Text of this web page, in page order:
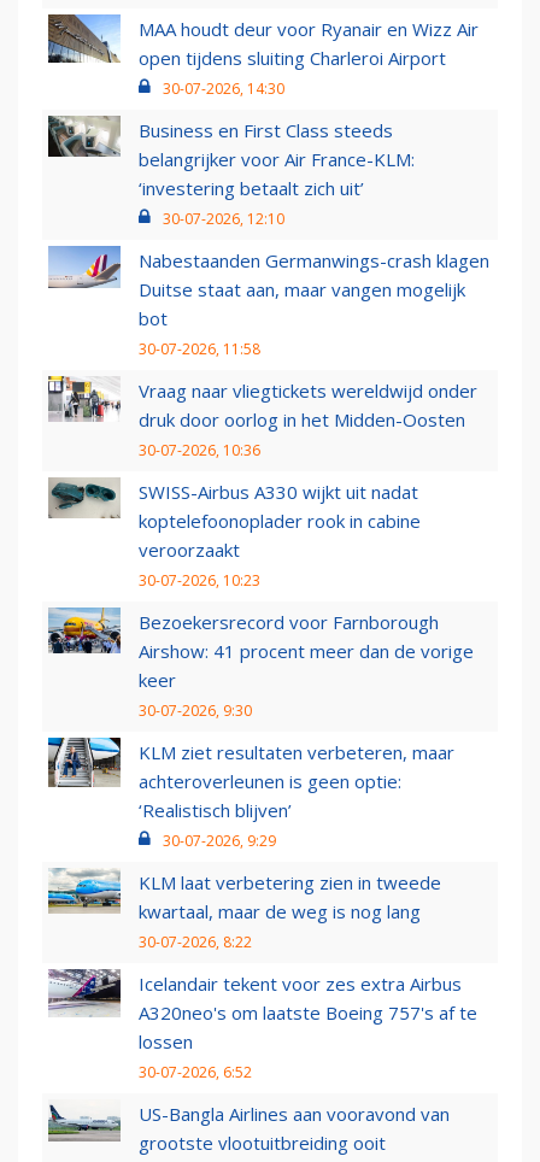
MAA houdt deur voor Ryanair en Wizz Air
open tijdens sluiting Charleroi Airport
30-07-2026, 14:30
Business en First Class steeds
belangrijker voor Air France-KLM:
‘investering betaalt zich uit’
30-07-2026, 12:10
Nabestaanden Germanwings-crash klagen
Duitse staat aan, maar vangen mogelijk
bot
30-07-2026, 11:58
Vraag naar vliegtickets wereldwijd onder
druk door oorlog in het Midden-Oosten
30-07-2026, 10:36
SWISS-Airbus A330 wijkt uit nadat
koptelefoonoplader rook in cabine
veroorzaakt
30-07-2026, 10:23
Bezoekersrecord voor Farnborough
Airshow: 41 procent meer dan de vorige
keer
30-07-2026, 9:30
KLM ziet resultaten verbeteren, maar
achteroverleunen is geen optie:
‘Realistisch blijven’
30-07-2026, 9:29
KLM laat verbetering zien in tweede
kwartaal, maar de weg is nog lang
30-07-2026, 8:22
Icelandair tekent voor zes extra Airbus
A320neo's om laatste Boeing 757's af te
lossen
30-07-2026, 6:52
US-Bangla Airlines aan vooravond van
grootste vlootuitbreiding ooit